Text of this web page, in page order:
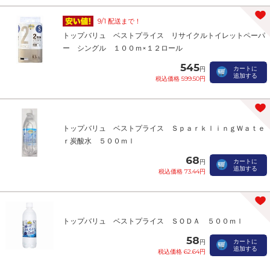
9/1 配送まで！
トップバリュ ベストプライス リサイクルトイレットペーパ
ー シングル １００ｍ×１２ロール
545円
税込価格 599.50円
カートに
追加する
トップバリュ ベストプライス ＳｐａｒｋｌｉｎｇＷａｔｅ
ｒ炭酸水 ５００ｍｌ
68円
税込価格 73.44円
カートに
追加する
トップバリュ ベストプライス ＳＯＤＡ ５００ｍｌ
58円
税込価格 62.64円
カートに
追加する